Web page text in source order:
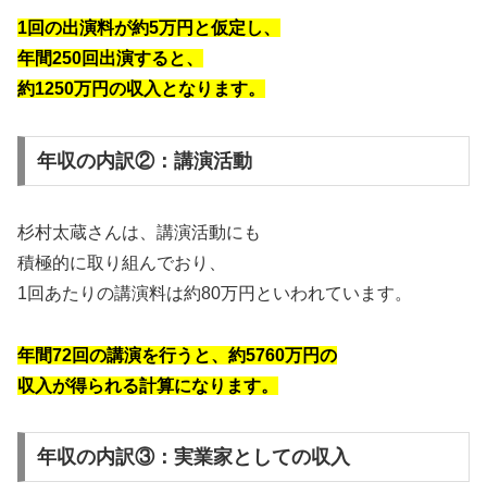
1回の出演料が約5万円と仮定し、
年間250回出演すると、
約1250万円の収入となります。
年収の内訳②：講演活動
杉村太蔵さんは、講演活動にも
積極的に取り組んでおり、
1回あたりの講演料は約80万円といわれています。
年間72回の講演を行うと、約5760万円の
収入が得られる計算になります。
年収の内訳③：実業家としての収入